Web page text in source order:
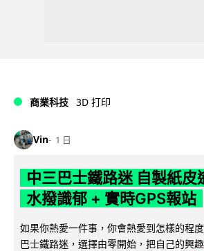
商業科技 3D 打印
Vin 1 日
中三巴士鐵路迷 自製紙皮
水撥識郁 + 實時GPS報站
如果你熱愛一件事，你會熱愛到怎樣的程
巴士鐵路迷，選擇由零開始，把自己的興